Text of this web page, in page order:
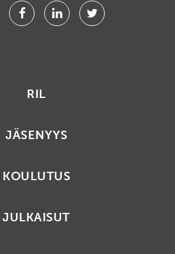
FacebookLinkedinTwitter
RIL
JÄSENYYS
KOULUTUS
JULKAISUT